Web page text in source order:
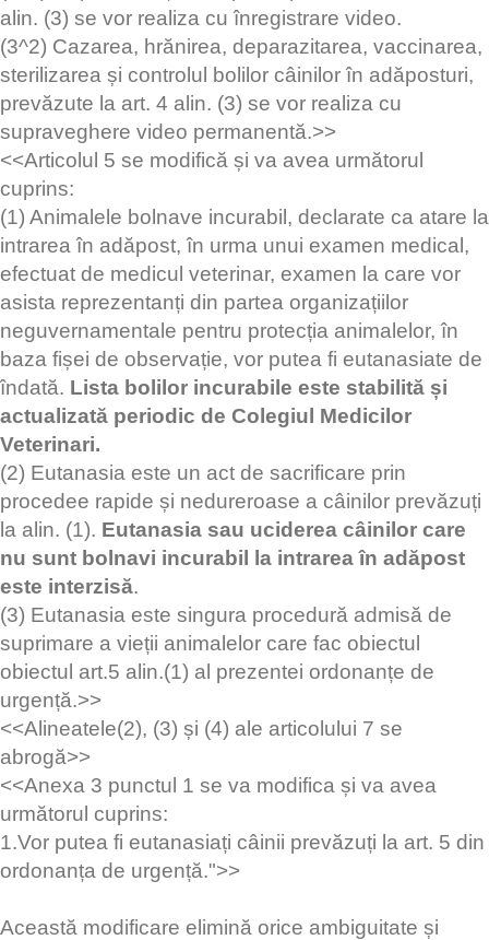
alin. (3) se vor realiza cu înregistrare video.
(3^2) Cazarea, hrănirea, deparazitarea, vaccinarea,
sterilizarea și controlul bolilor câinilor în adăposturi,
prevăzute la art. 4 alin. (3) se vor realiza cu
supraveghere video permanentă.>>
<<Articolul 5 se modifică și va avea următorul
cuprins:
(1) Animalele bolnave incurabil, declarate ca atare la
intrarea în adăpost, în urma unui examen medical,
efectuat de medicul veterinar, examen la care vor
asista reprezentanți din partea organizațiilor
neguvernamentale pentru protecția animalelor, în
baza fișei de observație, vor putea fi eutanasiate de
îndată. Lista bolilor incurabile este stabilită și
actualizată periodic de Colegiul Medicilor
Veterinari.
(2) Eutanasia este un act de sacrificare prin
procedee rapide și nedureroase a câinilor prevăzuți
la alin. (1). Eutanasia sau uciderea câinilor care
nu sunt bolnavi incurabil la intrarea în adăpost
este interzisă.
(3) Eutanasia este singura procedură admisă de
suprimare a vieții animalelor care fac obiectul
obiectul art.5 alin.(1) al prezentei ordonanțe de
urgență.>>
<<Alineatele(2), (3) și (4) ale articolului 7 se
abrogă>>
<<Anexa 3 punctul 1 se va modifica și va avea
următorul cuprins:
1.Vor putea fi eutanasiați câinii prevăzuți la art. 5 din
ordonanța de urgență.">>
Această modificare elimină orice ambiguitate și